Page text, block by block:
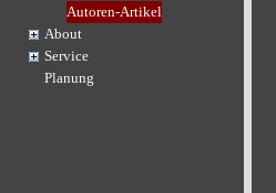
Autoren-Artikel
About
Service
Planung